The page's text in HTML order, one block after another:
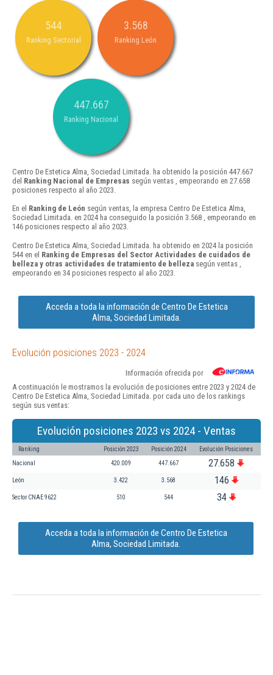
544
Ranking Sectorial
3.568
Ranking León
447.667
Ranking Nacional
Centro De Estetica Alma, Sociedad Limitada. ha obtenido la posición 447.667
del Ranking Nacional de Empresas según ventas , empeorando en 27.658
posiciones respecto al año 2023.
En el Ranking de León según ventas, la empresa Centro De Estetica Alma,
Sociedad Limitada. en 2024 ha conseguido la posición 3.568 , empeorando en
146 posiciones respecto al año 2023.
Centro De Estetica Alma, Sociedad Limitada. ha obtenido en 2024 la posición
544 en el Ranking de Empresas del Sector Actividades de cuidados de
belleza y otras actividades de tratamiento de belleza según ventas ,
empeorando en 34 posiciones respecto al año 2023.
Acceda a toda la información de Centro De Estetica
Alma, Sociedad Limitada.
Evolución posiciones 2023 - 2024
Información ofrecida por
A continuación le mostramos la evolución de posiciones entre 2023 y 2024 de
Centro De Estetica Alma, Sociedad Limitada. por cada uno de los rankings
según sus ventas:
Evolución posiciones 2023 vs 2024 - Ventas
Ranking Posición 2023 Posición 2024 Evolución Posiciones
Nacional 420.009 447.667 27.658
León 3.422 3.568 146
Sector CNAE 9622 510 544 34
Acceda a toda la información de Centro De Estetica
Alma, Sociedad Limitada.